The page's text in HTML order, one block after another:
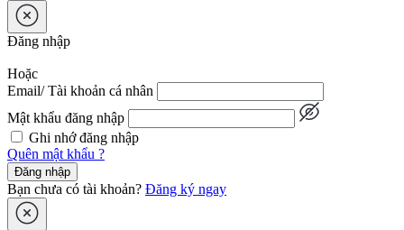
Đăng nhập
Hoặc
Email/ Tài khoản cá nhân
Mật khẩu đăng nhập
Ghi nhớ đăng nhập
Quên mật khẩu ?
Đăng nhập
Bạn chưa có tài khoản? Đăng ký ngay